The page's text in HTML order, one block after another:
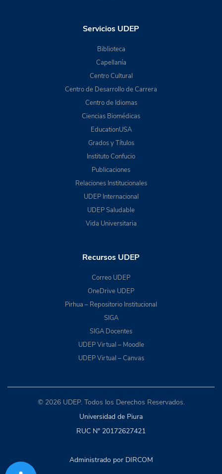
Servicios UDEP
Biblioteca
Capellanía
Centro Cultural
Centro de Desarrollo de Carrera
Centro de Idiomas
Ciencias Biomédicas
EducationUSA
Grados y Títulos
Instituto Confucio
Publicaciones
Relaciones Institucionales
UDEP Internacional
UDEP Saludable
Vida Universitaria
Recursos UDEP
Correo UDEP
OneDrive UDEP
Pirhua – Repositorio Institucional
SIGA
SIGA Docentes
UDEP Virtual – Moodle
UDEP Virtual – Canvas
© 2026 UDEP. Todos los Derechos Reservados.
Universidad de Piura
RUC N° 20172627421
Administrado por DIRCOM